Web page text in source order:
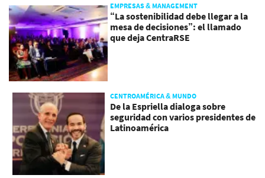
EMPRESAS & MANAGEMENT
“La sostenibilidad debe llegar a la
mesa de decisiones”: el llamado
que deja CentraRSE
CENTROAMÉRICA & MUNDO
De la Espriella dialoga sobre
seguridad con varios presidentes de
Latinoamérica